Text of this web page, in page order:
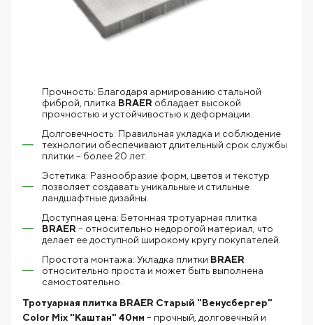
Прочность: Благодаря армированию стальной
фиброй, плитка BRAER обладает высокой
прочностью и устойчивостью к деформации.
Долговечность: Правильная укладка и соблюдение
технологии обеспечивают длительный срок службы
плитки – более 20 лет.
Эстетика: Разнообразие форм, цветов и текстур
позволяет создавать уникальные и стильные
ландшафтные дизайны.
Доступная цена: Бетонная тротуарная плитка
BRAER – относительно недорогой материал, что
делает ее доступной широкому кругу покупателей.
Простота монтажа: Укладка плитки BRAER
относительно проста и может быть выполнена
самостоятельно.
Тротуарная плитка BRAER Старый "Венусбергер"
Color Mix "Каштан" 40мм – прочный, долговечный и